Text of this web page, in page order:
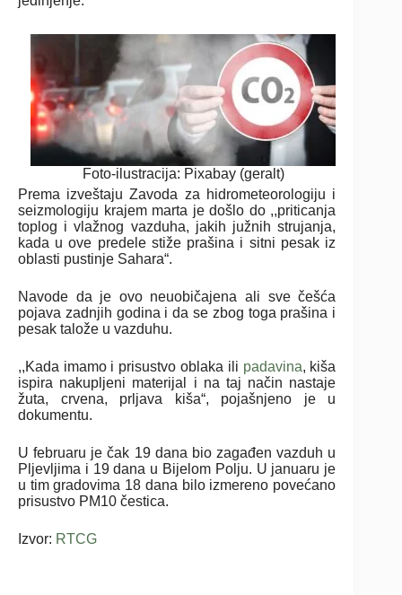
Foto-ilustracija: Pixabay (geralt)
Prema izveštaju Zavoda za hidrometeorologiju i
seizmologiju krajem marta je došlo do ,,priticanja
toplog i vlažnog vazduha, jakih južnih strujanja,
kada u ove predele stiže prašina i sitni pesak iz
oblasti pustinje Sahara“.
Navode da je ovo neuobičajena ali sve češća
pojava zadnjih godina i da se zbog toga prašina i
pesak talože u vazduhu.
,,Kada imamo i prisustvo oblaka ili padavina, kiša
ispira nakupljeni materijal i na taj način nastaje
žuta, crvena, prljava kiša“, pojašnjeno je u
dokumentu.
U februaru je čak 19 dana bio zagađen vazduh u
Pljevljima i 19 dana u Bijelom Polju. U januaru je
u tim gradovima 18 dana bilo izmereno povećano
prisustvo PM10 čestica.
Izvor: RTCG